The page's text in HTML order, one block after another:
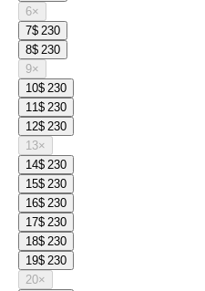
6×
7$ 230
8$ 230
9×
10$ 230
11$ 230
12$ 230
13×
14$ 230
15$ 230
16$ 230
17$ 230
18$ 230
19$ 230
20×